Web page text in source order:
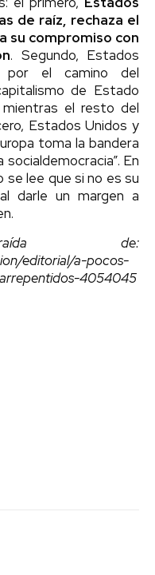
de raíz, rechaza el
su compromiso con
. Segundo, Estados
por el camino del
de Estado
el resto del
Estados Unidos y
toma la bandera
En
lee que si no es su
darle un margen a
de:
editorial/a-pocos-
4054045